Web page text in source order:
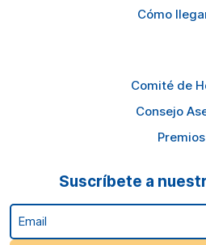
Cómo
Comité de
Consejo
Premios
Suscríbete a
Email